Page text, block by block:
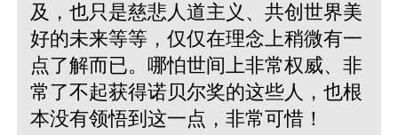
及，也只是慈悲人道主义、共创世界美
好的未来等等，仅仅在理念上稍微有一
点了解而已。哪怕世间上非常权威、非
常了不起获得诺贝尔奖的这些人，也根
本没有领悟到这一点，非常可惜！